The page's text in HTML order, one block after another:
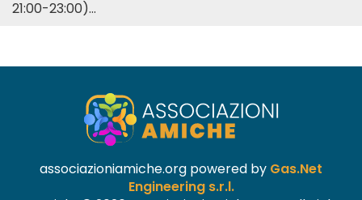
21:00-23:00)...
associazioniamiche.org powered by Gas.Net
Engineering s.r.l.